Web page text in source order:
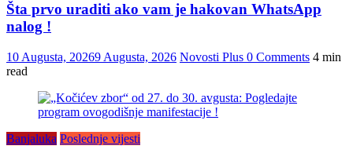
Šta prvo uraditi ako vam je hakovan WhatsApp
nalog !
10 Augusta, 20269 Augusta, 2026 Novosti Plus 0 Comments 4 min
read
Banjaluka Poslednje vijesti